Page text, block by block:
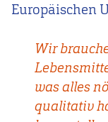
Europäischen
Wir
was alles
qualitativ